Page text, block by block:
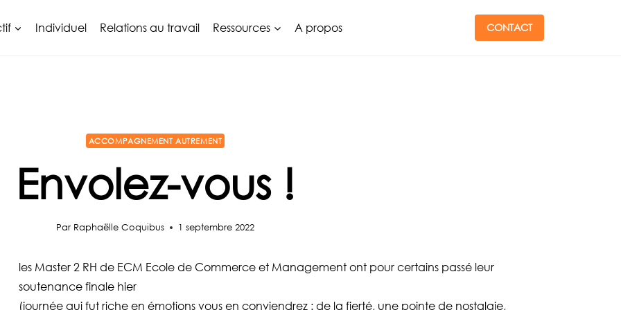
Individuel Relations au travail Ressources A propos CONTACT
ACCOMPAGNEMENT AUTREMENT
Envolez-vous !
Par Raphaëlle Coquibus 1 septembre 2022
les Master 2 RH de ECM Ecole de Commerce et Management ont pour certains passé leur
soutenance finale hier
(journée qui fut riche en émotions vous en conviendrez : de la fierté, une pointe de nostalgie,